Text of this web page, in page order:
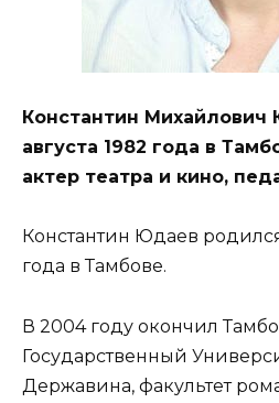
Константин
августа 1982 года в
актер театра и кино,
Константин Юдаев
года в Тамбове.
В 2004 году окончил
Государственный
Державина, факультет